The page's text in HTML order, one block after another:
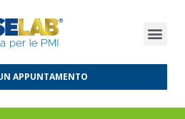
APPUNTAMENTO